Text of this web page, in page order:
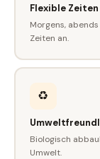
Flexible Zeiten
Morgens,
Zeiten an.
♻️
Biologisch
Umwelt.